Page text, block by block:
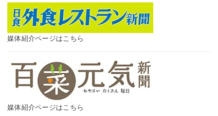
媒体紹介ページはこちら
媒体紹介ページはこちら